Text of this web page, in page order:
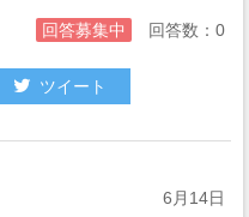
回答募集中 回答数：0
ツイート
6月14日